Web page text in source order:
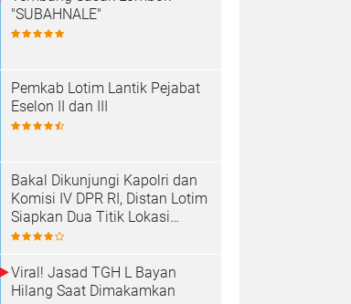
"SUBAHNALE"
Pemkab Lotim Lantik Pejabat
Eselon II dan III
Bakal Dikunjungi Kapolri dan
Komisi IV DPR RI, Distan Lotim
Siapkan Dua Titik Lokasi
Panen Raya Bawang Putih
Viral! Jasad TGH L Bayan
Hilang Saat Dimakamkan